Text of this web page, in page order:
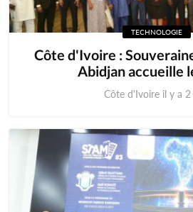
TECHNOLOGIE
Côte d'Ivoire :
Abidjan accueille
Côte d'Ivoire il y a